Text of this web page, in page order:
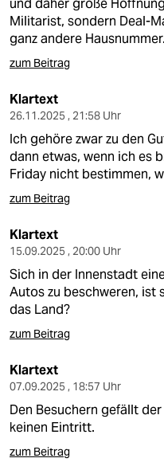
und daher große
Militarist, sondern Deal-
ganz andere Hausnummer.
zum Beitrag
Klartext
26.11.2025 , 21:58 Uhr
Ich gehöre zwar zu den
dann etwas, wenn ich es
Friday nicht bestimmen,
zum Beitrag
Klartext
15.09.2025 , 20:00 Uhr
Sich in der Innenstadt
Autos zu beschweren, ist
das Land?
zum Beitrag
Klartext
07.09.2025 , 18:57 Uhr
Den Besuchern gefällt
keinen Eintritt.
zum Beitrag